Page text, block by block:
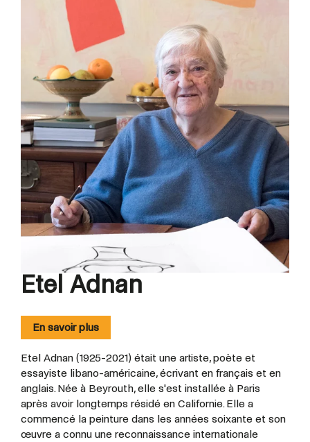
Etel Adnan
En savoir plus
Etel Adnan (1925-2021) était une artiste, poète et
essayiste libano-américaine, écrivant en français et en
anglais. Née à Beyrouth, elle s'est installée à Paris
après avoir longtemps résidé en Californie. Elle a
commencé la peinture dans les années soixante et son
œuvre a connu une reconnaissance internationale